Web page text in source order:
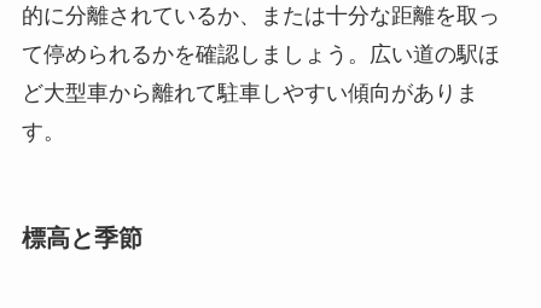
的に分離されているか、または十分な距離を取っ
て停められるかを確認しましょう。広い道の駅ほ
ど大型車から離れて駐車しやすい傾向がありま
す。
標高と季節